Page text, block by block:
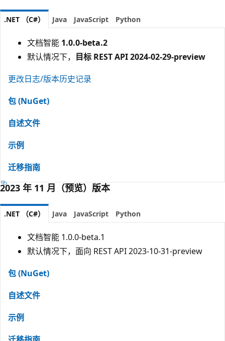
.NET （C#） Java JavaScript Python
文档智能 1.0.0-beta.2
默认情况下， 目标 REST API 2024-02-29-preview
更改日志/版本历史记录
包 (NuGet)
自述文件
示例
迁移指南
2023 年 11 月（预览）版本
.NET （C#） Java JavaScript Python
文档智能 1.0.0-beta.1
默认情况下，面向 REST API 2023-10-31-preview
包 (NuGet)
自述文件
示例